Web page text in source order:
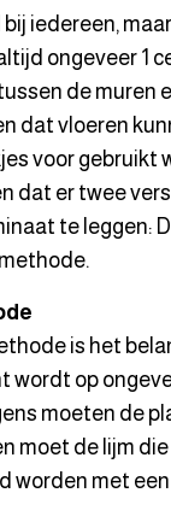
iedereen,
ongeveer 1
de muren
dat vloeren
voor gebruikt
dat er twee
te leggen:
is het
wordt op
moeten de
moet de lijm
worden met